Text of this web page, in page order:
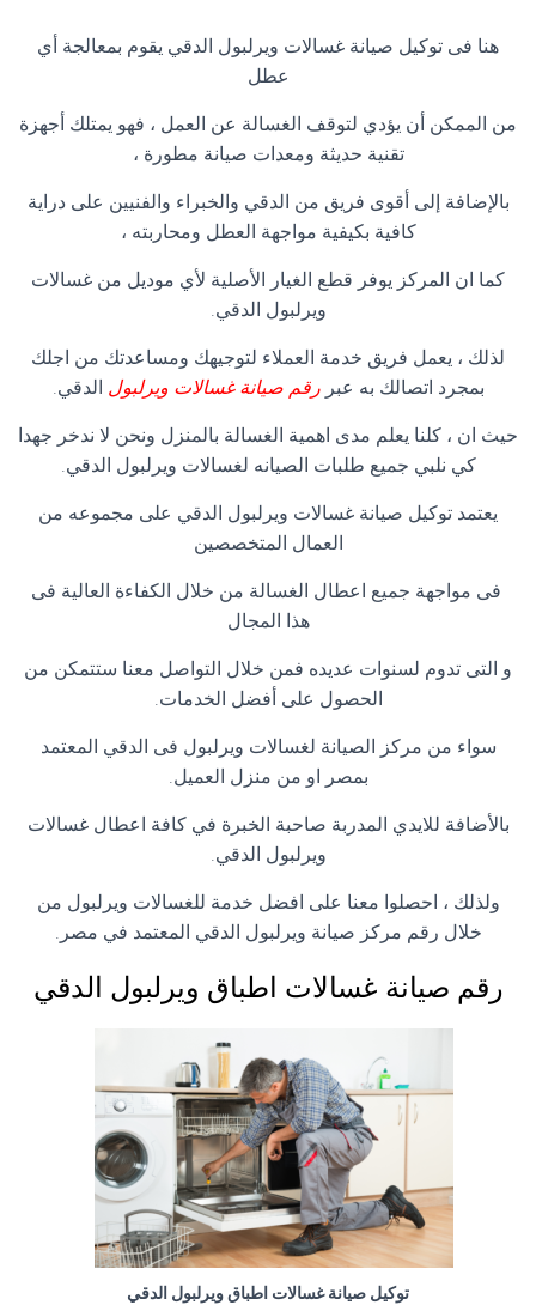
هنا فى توكيل صيانة غسالات ويرلبول الدقي يقوم بمعالجة أي
عطل
من الممكن أن يؤدي لتوقف الغسالة عن العمل ، فهو يمتلك أجهزة
تقنية حديثة ومعدات صيانة مطورة ،
بالإضافة إلى أقوى فريق من الدقي والخبراء والفنيين على دراية
كافية بكيفية مواجهة العطل ومحاربته ،
كما ان المركز يوفر قطع الغيار الأصلية لأي موديل من غسالات
ويرلبول الدقي.
لذلك ، يعمل فريق خدمة العملاء لتوجيهك ومساعدتك من اجلك
بمجرد اتصالك به عبررقم صيانة غسالات ويرلبول الدقي.
حيث ان ، كلنا يعلم مدى اهمية الغسالة بالمنزل ونحن لا ندخر جهدا
كي نلبي جميع طلبات الصيانه لغسالات ويرلبول الدقي.
يعتمد توكيل صيانة غسالات ويرلبول الدقي على مجموعه من
العمال المتخصصين
فى مواجهة جميع اعطال الغسالة من خلال الكفاءة العالية فى
هذا المجال
و التى تدوم لسنوات عديده فمن خلال التواصل معنا ستتمكن من
الحصول على أفضل الخدمات.
سواء من مركز الصيانة لغسالات ويرلبول فى الدقي المعتمد
بمصر او من منزل العميل.
بالأضافة للايدي المدربة صاحبة الخبرة في كافة اعطال غسالات
ويرلبول الدقي.
ولذلك ، احصلوا معنا على افضل خدمة للغسالات ويرلبول من
خلال رقم مركز صيانة ويرلبول الدقي المعتمد في مصر.
رقم صيانة غسالات اطباق ويرلبول الدقي
توكيل صيانة غسالات اطباق ويرلبول الدقي